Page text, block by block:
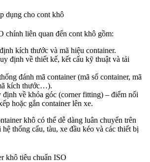
dụng cho cont khô
chính liên quan đến cont khô gồm:
kích thước và mã hiệu container.
định về thiết kế, kết cấu kỹ thuật và tải
đánh mã container (mã số container, mã
kích thước…).
định về khóa góc (corner fitting) – điểm nối
hoặc gắn container lên xe.
khô có thể dễ dàng luân chuyển trên
thống cẩu, tàu, xe đầu kéo và các thiết bị
khô tiêu chuẩn ISO